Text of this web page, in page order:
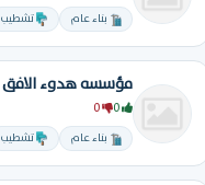
بناء عام تشطيب
مؤسسه هدوء الافق
0
0
بناء عام تشطيب